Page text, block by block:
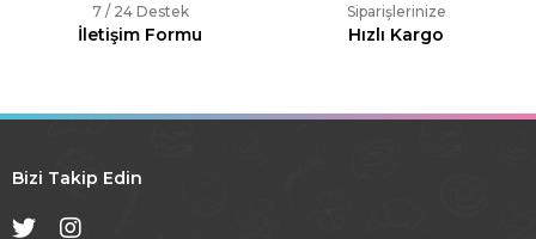
7 / 24 Destek
İletişim Formu
Siparişlerinize
Hızlı Kargo
Bizi Takip Edin